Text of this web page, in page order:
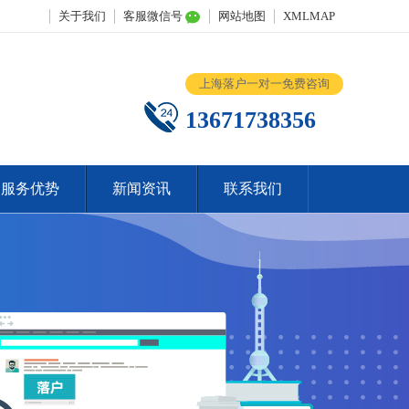
关于我们 客服微信号 网站地图 XMLMAP
上海落户一对一免费咨询
13671738356
服务优势 新闻资讯 联系我们